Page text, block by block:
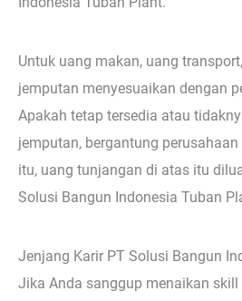
Untuk uang makan, uang
jemputan menyesuaikan dengan
Apakah tetap tersedia atau
jemputan, bergantung
itu, uang tunjangan di atas itu
Solusi Bangun Indonesia Tuban
Jenjang Karir PT Solusi Bangun
Jika Anda sanggup menaikan skill